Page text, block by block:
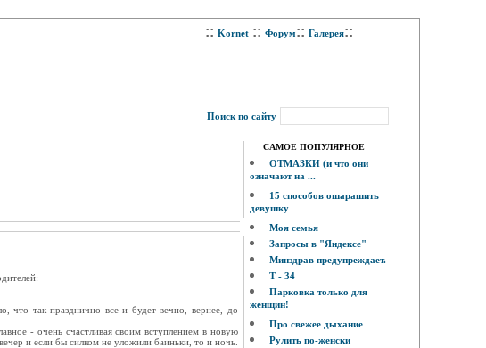
:: Kornet :: Форум:: Галерея::
Поиск по сайту
что так празднично все и будет вечно, вернее, до
- очень счастливая своим вступлением в новую
и если бы силком не уложили баиньки, то и ночь.
САМОЕ ПОПУЛЯРНОЕ
ОТМАЗКИ (и что они
означают на ...
15 способов ошарашить
девушку
Моя семья
Запросы в "Яндексе"
Минздрав предупреждает.
Т - 34
Парковка только для
женщин!
Про свежее дыхание
Рулить по-женски